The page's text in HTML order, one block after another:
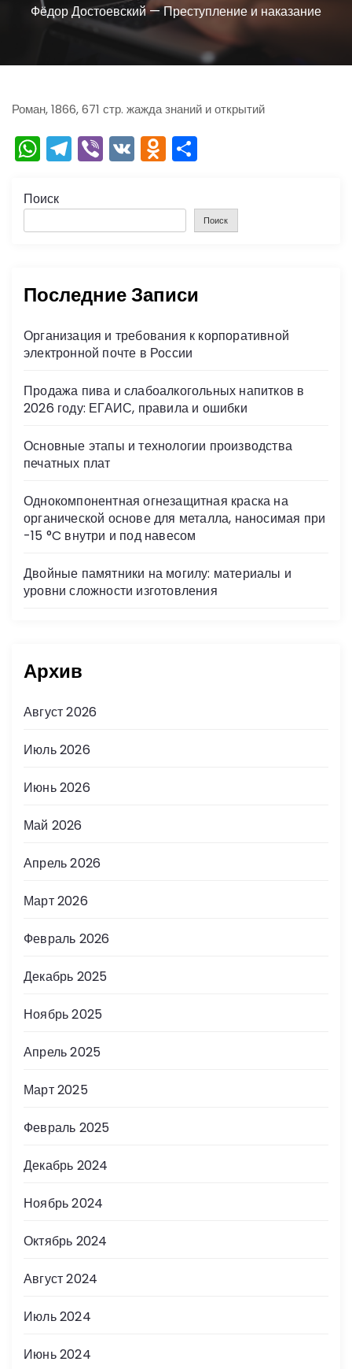
Фёдор Достоевский — Преступление и наказание
Роман, 1866, 671 стр. жажда знаний и открытий
W
h
a
ts
p
T
el
gr
Vi
b
V
K
O
d
o
s
s
ni
а
ть
Поиск
Поиск
Последние Записи
Организация и требования к корпоративной
электронной почте в России
Продажа пива и слабоалкогольных напитков в
2026 году: ЕГАИС, правила и ошибки
Основные этапы и технологии производства
печатных плат
Однокомпонентная огнезащитная краска на
органической основе для металла, наносимая при
-15 °C внутри и под навесом
Двойные памятники на могилу: материалы и
уровни сложности изготовления
Архив
Август 2026
Июль 2026
Июнь 2026
Май 2026
Апрель 2026
Март 2026
Февраль 2026
Декабрь 2025
Ноябрь 2025
Апрель 2025
Март 2025
Февраль 2025
Декабрь 2024
Ноябрь 2024
Октябрь 2024
Август 2024
Июль 2024
Июнь 2024